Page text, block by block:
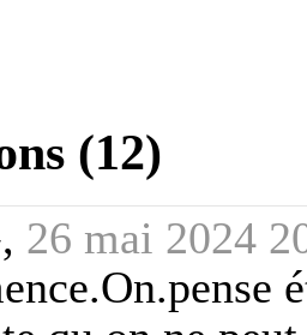
(12)
, 26 mai 2024